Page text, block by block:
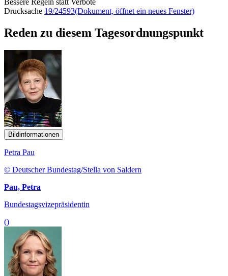
Drucksache 19/24593(Dokument, öffnet ein neues Fenster)
Reden zu diesem Tagesordnungspunkt
Bildinformationen
Petra Pau
© Deutscher Bundestag/Stella von Saldern
Pau, Petra
Bundestagsvizepräsidentin
()